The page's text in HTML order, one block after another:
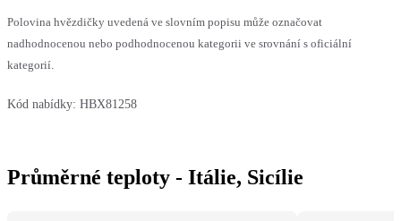
Polovina hvězdičky uvedená ve slovním popisu může označovat
nadhodnocenou nebo podhodnocenou kategorii ve srovnání s oficiální
kategorií.
Kód nabídky: HBX81258
Průměrné teploty - Itálie, Sicílie